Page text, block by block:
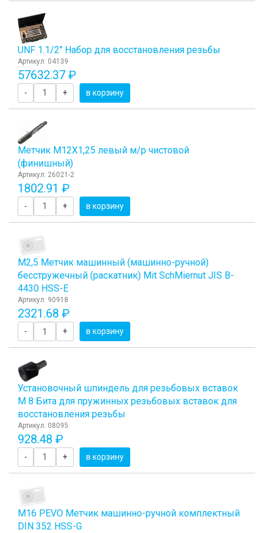
UNF 1.1/2" Набор для восстановления резьбы
Артикул: 04139
57632.37 ₽
- + в корзину
Метчик М12Х1,25 левый м/р чистовой
(финишный)
Артикул: 26021-2
1802.91 ₽
- + в корзину
М2,5 Метчик машинный (машинно-ручной)
бесстружечный (раскатник) Мit SchМiernut JIS B-
4430 HSS-E
Артикул: 90918
2321.68 ₽
- + в корзину
Установочный шпиндель для резьбовых вставок
М 8 Бита для пружинных резьбовых вставок для
восстановления резьбы
Артикул: 08095
928.48 ₽
- + в корзину
М16 PEVO Метчик машинно-ручной комплектный
DIN 352 HSS-G